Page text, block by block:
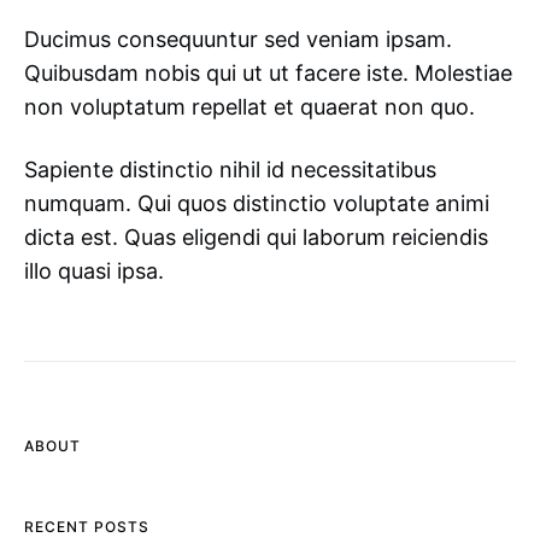
Ducimus consequuntur sed veniam ipsam.
Quibusdam nobis qui ut ut facere iste. Molestiae
non voluptatum repellat et quaerat non quo.
Sapiente distinctio nihil id necessitatibus
numquam. Qui quos distinctio voluptate animi
dicta est. Quas eligendi qui laborum reiciendis
illo quasi ipsa.
ABOUT
RECENT POSTS